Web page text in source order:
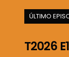
ÚLTIMO
T2026